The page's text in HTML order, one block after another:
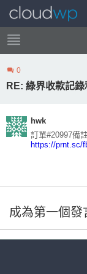
帳號
0
RE: 綠界收款記
hwk
訂單#20997備
https://prnt.sc/
成為第一個發